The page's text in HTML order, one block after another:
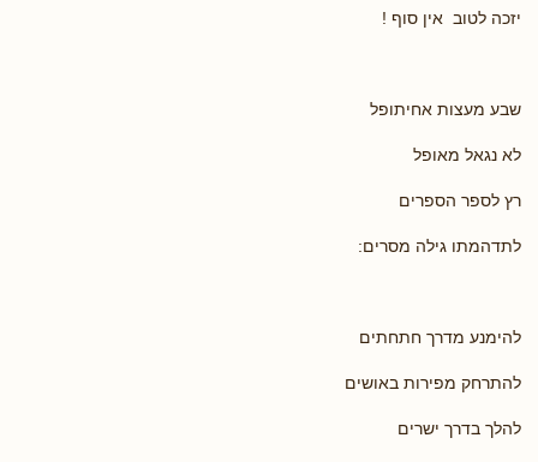
יזכה לטוב אין סוף !
שבע מעצות אחיתופל
לא נגאל מאופל
רץ לספר הספרים
לתדהמתו גילה מסרים:
להימנע מדרך חתחתים
להתרחק מפירות באושים
להלך בדרך ישרים